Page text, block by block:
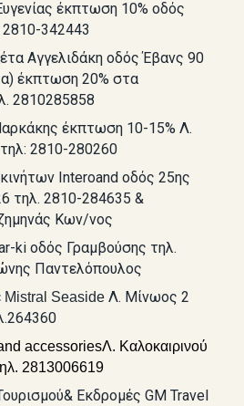
έκπτωση 10% οδός
342443
Αγγελιδάκη οδός Έβανς 90
έκπτωση 20% στα
2810285858
έκπτωση 10-15% Λ.
2810-280260
Interoand οδός 25ης
τηλ. 2810-284635 &
Κων/νος
ki οδός Γραμβούσης τηλ.
Παντελόπουλος
Mistral Seaside Λ. Μίνωος 2
accessoriesΛ. Καλοκαιρινού
2813006619
Εκδρομές GM Travel